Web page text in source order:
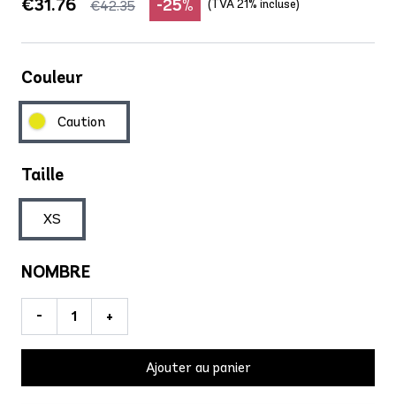
€42.35
€31.76 -25% (TVA 21% incluse)
Couleur
Caution
Taille
XS
NOMBRE
- +
Ajouter au panier